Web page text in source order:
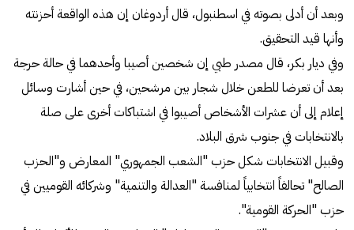
وبعد أن أدلى بصوته في اسطنبول، قال أردوغان إن هذه الواقعة أحزنته
وأنها قيد التحقيق.
وفي ديار بكر، قال مصدر طبي إن شخصين أصيبا وأحدهما في حالة حرجة
بعد أن تعرضا للطعن خلال شجار بين مرشحين، في حين أشارت وسائل
إعلام إلى أن عشرات الأشخاص أصيبوا في اشتباكات أخرى على صلة
بالانتخابات في جنوب شرق البلاد.
وقبيل الانتخابات شكل حزب "الشعب الجمهوري" المعارض و"الحزب
الصالح" تحالفاً انتخابياً لمنافسة "العدالة والتنمية" وشركائه القوميين في
حزب "الحركة القومية".